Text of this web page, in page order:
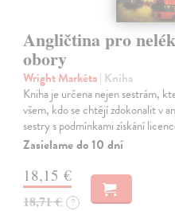
Angličtina pro
obory
Wright Markéta| Kniha
Kniha je určena nejen sestrám,
všem, kdo se chtějí zdokonalit v
sestry s podmínkami získání
Zasielame do 10 dní
18,15 €
18,71 € ?